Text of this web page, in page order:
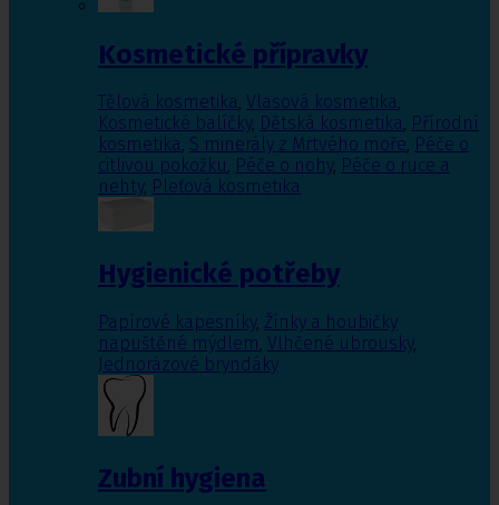
Kosmetické přípravky
Tělová kosmetika, Vlasová kosmetika,
Kosmetické balíčky, Dětská kosmetika, Přírodní
kosmetika, S minerály z Mrtvého moře, Péče o
citlivou pokožku, Péče o nohy, Péče o ruce a
nehty, Pleťová kosmetika
Hygienické potřeby
Papírové kapesníky, Žínky a houbičky
napuštěné mýdlem, Vlhčené ubrousky,
Jednorázové bryndáky
Zubní hygiena